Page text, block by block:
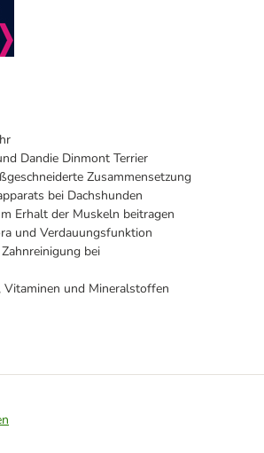
Dandie Dinmont Terrier
Zusammensetzung
bei Dachshunden
Erhalt der Muskeln beitragen
und Verdauungsfunktion
bei
und Mineralstoffen